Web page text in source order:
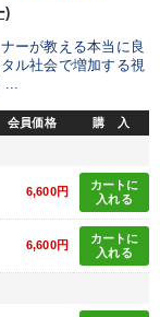
)
ーが教える本当に良
ル社会で増加する視
...
会員価格 購 入
6,600円
カートに
入れる
6,600円
カートに
入れる